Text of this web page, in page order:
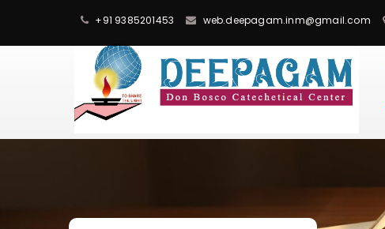
+91 9385201453 web.deepagam.inm@gmail.com